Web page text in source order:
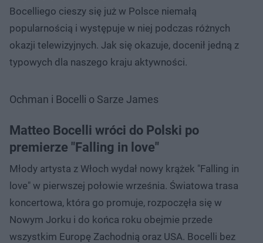
Bocelliego cieszy się już w Polsce niemałą
popularnością i występuje w niej podczas różnych
okazji telewizyjnych. Jak się okazuje, docenił jedną z
typowych dla naszego kraju aktywności.
Ochman i Bocelli o Sarze James
Matteo Bocelli wróci do Polski po
premierze "Falling in love"
Młody artysta z Włoch wydał nowy krążek "Falling in
love" w pierwszej połowie września. Światowa trasa
koncertowa, która go promuje, rozpoczęła się w
Nowym Jorku i do końca roku obejmie przede
wszystkim Europę Zachodnią oraz USA. Bocelli bez